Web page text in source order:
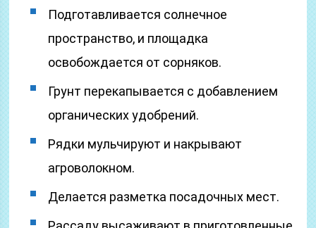
Подготавливается солнечное
пространство, и площадка
освобождается от сорняков.
Грунт перекапывается с добавлением
органических удобрений.
Рядки мульчируют и накрывают
агроволокном.
Делается разметка посадочных мест.